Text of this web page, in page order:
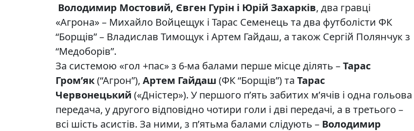
Володимир Мостовий, Євген Гурін і Юрій Захарків, два гравці
«Агрона» – Михайло Войцещук і Тарас Семенець та два футболісти ФК
“Борщів” – Владислав Тимощук і Артем Гайдаш, а також Сергій Полянчук з
“Медоборів”.
За системою «гол +пас» з 6-ма балами перше місце ділять –Тарас
Гром’як(“Агрон”), Артем Гайдаш (ФК “Борщів”) та Тарас
Червонецький («Дністер»). У першого п’ять забитих м’ячів і одна гольова
передача, у другого відповідно чотири голи і дві передачі, а в третього –
всі шість асистів. За ними, з п’ятьма балами слідують – Володимир